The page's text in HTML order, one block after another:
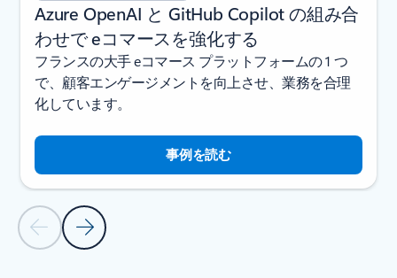
前のスライド次のスライド
Azure OpenAI と GitHub Copilot の組み合
わせで eコマースを強化する
フランスの大手 eコマース プラットフォームの 1 つ
で、顧客エンゲージメントを向上させ、業務を合理
化しています。
事例を読む